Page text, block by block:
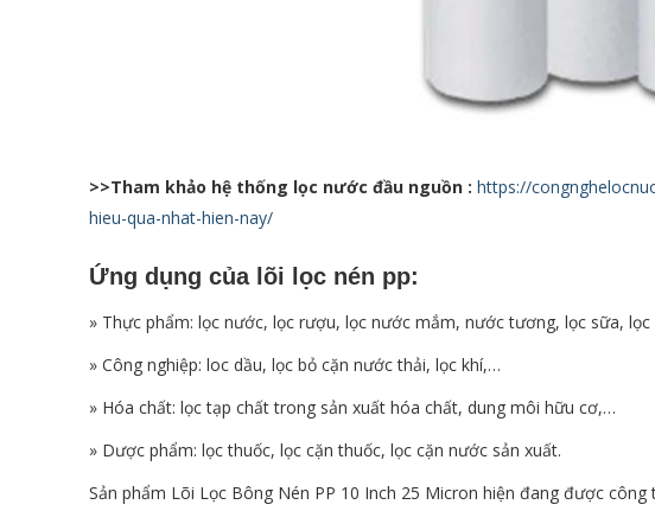
>>Tham khảo hệ thống lọc nước đầu nguồn : https://
hieu-qua-nhat-hien-nay/
Ứng dụng của lõi lọc nén pp:
» Thực phẩm: lọc nước, lọc rượu, lọc nước mắm, nước tương, lọc sữa,
» Công nghiệp: loc dầu, lọc bỏ cặn nước thải, lọc khí,…
» Hóa chất: lọc tạp chất trong sản xuất hóa chất, dung môi hữu cơ,…
» Dược phẩm: lọc thuốc, lọc cặn thuốc, lọc cặn nước sản xuất.
Sản phẩm Lõi Lọc Bông Nén PP 10 Inch 25 Micron hiện đang được